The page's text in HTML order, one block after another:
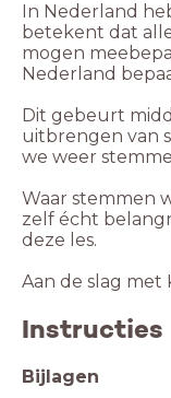
In Nederland
betekent dat
mogen
Nederland
Dit gebeurt
uitbrengen van
we weer
Waar stemmen
zelf écht
deze les.
Instructies
Bijlagen